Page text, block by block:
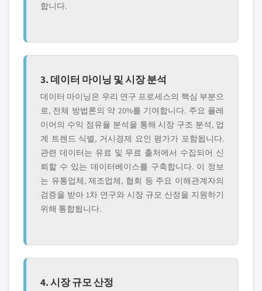
합니다.
3. 데이터 마이닝 및 시장 분석
데이터 마이닝은 우리 연구 프로세스의 핵심 부분으
로, 전체 방법론의 약 20%를 기여합니다. 주요 플레
이어의 수익 점유율 분석을 통해 시장 구조 분석, 업
계 트렌드 식별, 거시경제 요인 평가가 포함됩니다.
관련 데이터는 유료 및 무료 출처에서 수집되어 신
뢰할 수 있는 데이터베이스를 구축합니다. 이 정보
는 유통업체, 제조업체, 협회 등 주요 이해관계자의
검증을 받아 1차 연구와 시장 규모 산정을 지원하기
위해 통합됩니다.
4. 시장 규모 산정